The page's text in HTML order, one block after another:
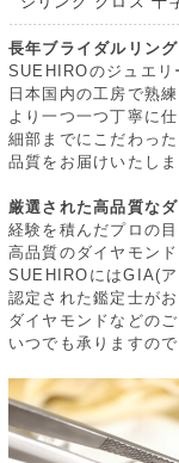
長年ブライダルリン
SUEHIROのジュエリ
日本国内の工房で熟
より一つ一つ丁寧に
細部までにこだわっ
品質をお届けいたしま
厳選された高品質な
経験を積んだプロの
高品質のダイヤモン
SUEHIROにはGIA(
認定された鑑定士がお
ダイヤモンドなどの
いつでも承りますの